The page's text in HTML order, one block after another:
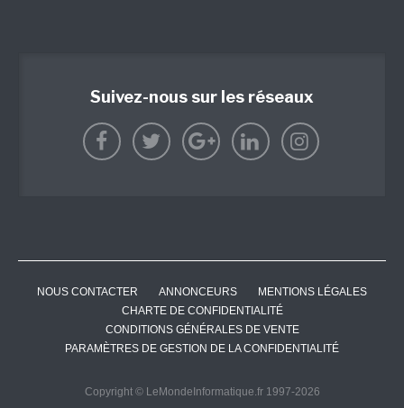
Suivez-nous sur les réseaux
NOUS CONTACTER ANNONCEURS
MENTIONS LÉGALES
CHARTE DE CONFIDENTIALITÉ
CONDITIONS GÉNÉRALES DE VENTE
PARAMÈTRES DE GESTION DE LA CONFIDENTIALITÉ
Copyright © LeMondeInformatique.fr 1997-2026